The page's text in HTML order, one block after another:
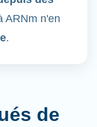
ARNm n'en
.
de